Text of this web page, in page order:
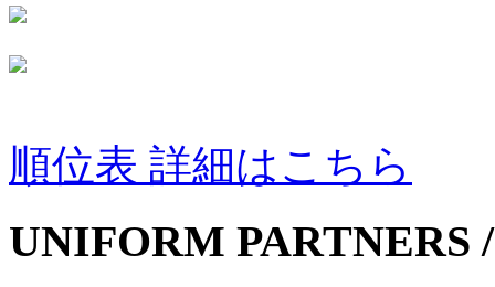
順位表 詳細はこちら
UNIFORM PARTNERS